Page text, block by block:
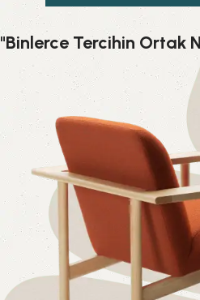
"Binlerce Tercihin Ortak